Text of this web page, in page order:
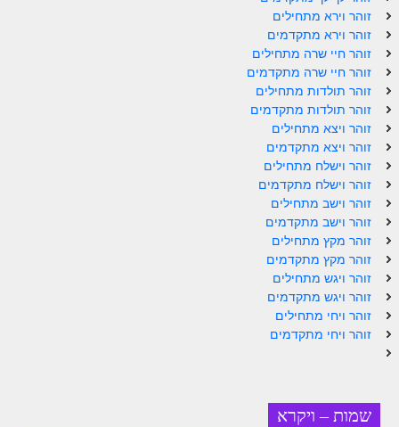
ספר הזוהר הקדוש זוהר ויקרא מתקדמים
זוהר צו מתחילים
זוהר צו מתקדמים
פרשת שמיני מתחילים
ספר הזוהר פרשת תזריע למתחילים
ספר הזוהר פרשת תזריע למתקדמים
זוהר מצורע מתחילים
זוהר מצורע למתקדמים
זוהר אחרי מות למתחילים
זוהר אחרי מות למתקדמים
הזוהר הקדוש – קדושים למתקדמים
זוהר וירא מתחילים
זוהר וירא מתקדמים
זוהר חיי שרה מתחילים
זוהר חיי שרה מתקדמים
זוהר תולדות מתחילים
זוהר תולדות מתקדמים
זוהר ויצא מתחילים
זוהר ויצא מתקדמים
זוהר וישלח מתחילים
זוהר וישלח מתקדמים
זוהר וישב מתחילים
זוהר וישב מתקדמים
זוהר מקץ מתחילים
זוהר מקץ מתקדמים
זוהר ויגש מתחילים
זוהר ויגש מתקדמים
זוהר ויחי מתחילים
זוהר ויחי מתקדמים
שמות – ויקרא